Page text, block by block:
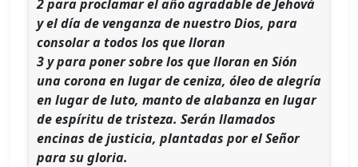
2 para proclamar el año agradable de Jehová ​
y el día de venganza de nuestro Dios, para
consolar a todos los que lloran
3 y para poner sobre los que lloran en Sión
una corona en lugar de ceniza, óleo de alegría
en lugar de luto, manto de alabanza en lugar
de espíritu de tristeza. Serán llamados
encinas de justicia, plantadas por el Señor
para su gloria.